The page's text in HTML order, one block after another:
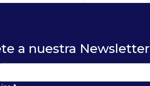
a nuestra Newsletter